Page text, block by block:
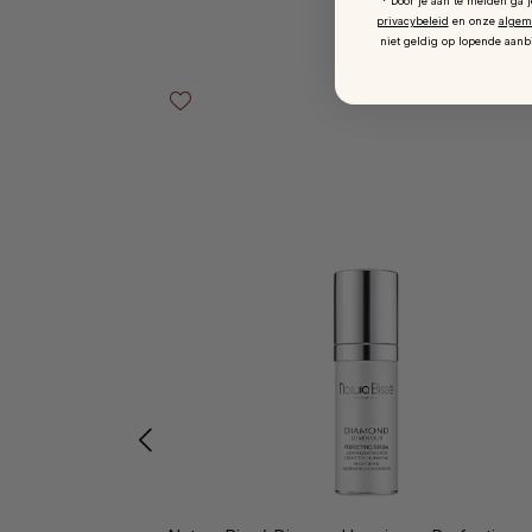
privacybeleid en onze
niet geldig op lopende